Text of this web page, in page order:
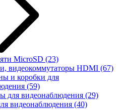
MicroSD (23)
видеокоммутаторы HDMI (67)
и коробки для
(59)
для видеонаблюдения (29)
видеонаблюдения (40)